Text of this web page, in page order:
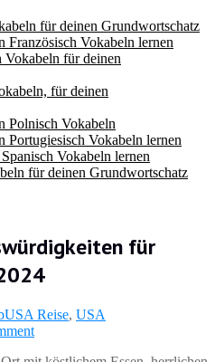
für deinen Grundwortschatz
Französisch Vokabeln lernen
Vokabeln für deinen
für deinen
Polnisch Vokabeln
Portugiesisch Vokabeln lernen
Vokabeln lernen
für deinen Grundwortschatz
für
USA Reise, USA